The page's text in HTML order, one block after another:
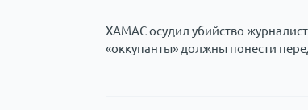
ХАМАС осудил убийство
«оккупанты» должны понести